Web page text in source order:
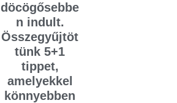
döcögősebbe
n indult.
Összegyűjtöt
tünk 5+1
tippet,
amelyekkel
könnyebben